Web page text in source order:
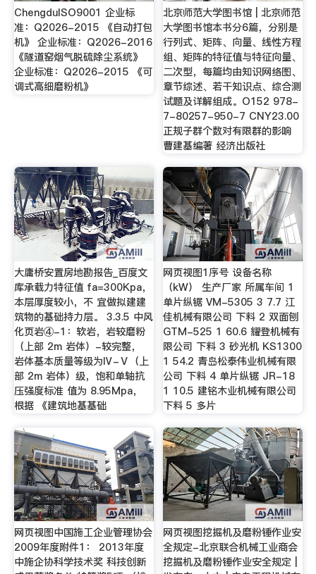
ChengduISO9001 企业标
准：Q2026-2015 《自动打包
机》 企业标准：Q2026-2016
《隧道窑烟气脱硫除尘系统》
企业标准：Q2026-2015 《可
调式高细磨粉机》
北京师范大学图书馆 | 北京师范
大学图书馆本书分6篇，分别是
行列式、矩阵、向量、线性方程
组、矩阵的特征值与特征向量、
二次型，每篇均由知识网络图、
章节综述、若干知识点、综合测
试题及详解组成。O152 978-
7-80257-950-7 CNY23.00
正规子群个数对有限群的影响
曹建基编著 经济出版社
大庸桥安置房地勘报告_百度文
库承载力特征值 fa=300Kpa，
本层厚度较小，不 宜做拟建建
筑物的基础持力层。 3.3.5 中风
化页岩④-1：软岩，岩较磨粉
（上部 2m 岩体）-较完整，
岩体基本质量等级为Ⅳ-Ⅴ（上
部 2m 岩体）级，饱和单轴抗
压强度标准 值为 8.95Mpa，
根据 《建筑地基基础
网页视图1序号 设备名称
（kW） 生产厂家 所属车间 1
单片纵锯 VM-5305 3 7.7 江
佳机械有限公司 下料 2 双面刨
GTM-525 1 60.6 耀登机械有
限公司 下料 3 砂光机 KS1300
1 54.2 青岛松泰伟业机械有限
公司 下料 4 单片纵锯 JR-18
1 10.5 建铭木业机械有限公司
下料 5 多片
网页视图中国施工企业管理协会
2009年度附件1： 2013年度
中施企协科学技术奖 科技创新
网页视图挖掘机及磨粉锤作业安
全规定-北京联合机械工业商会
挖掘机及磨粉锤作业安全规定 |